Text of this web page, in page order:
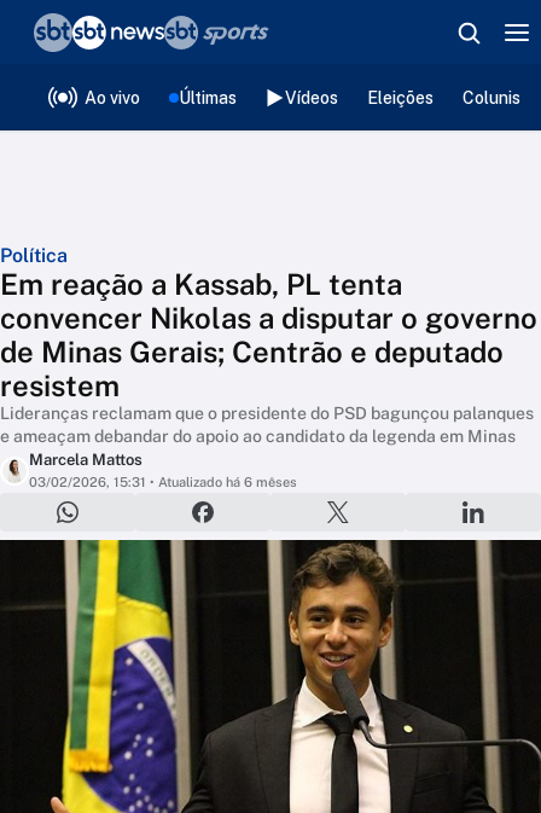
Ao vivo Últimas Vídeos Eleições
Política
Em reação a Kassab, PL tenta
convencer Nikolas a disputar o governo
de Minas Gerais; Centrão e deputado
resistem
Lideranças reclamam que o presidente do PSD bagunçou palanques
e ameaçam debandar do apoio ao candidato da legenda em Minas
Marcela Mattos
03/02/2026, 15:31 • Atualizado há 6 mêses
❮voltar
Editorias